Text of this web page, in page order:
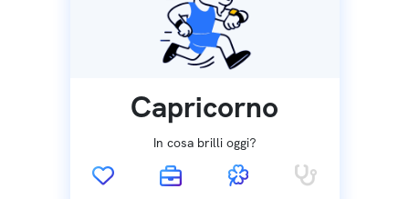
Capricorno
In cosa brilli oggi?